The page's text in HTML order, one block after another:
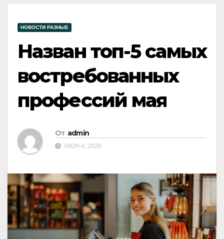
НОВОСТИ РАЗНЫЕ
Назван топ-5 самых
востребованных
профессий мая
От admin
ИЮН 4, 2026